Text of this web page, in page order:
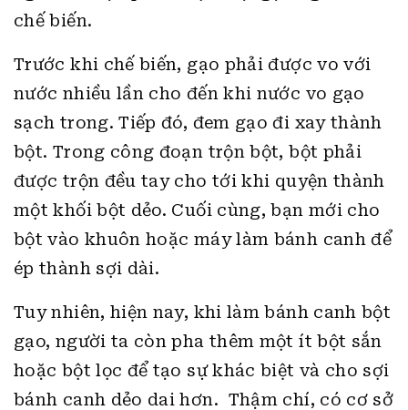
chế biến.
Trước khi chế biến, gạo phải được vo với
nước nhiều lần cho đến khi nước vo gạo
sạch trong. Tiếp đó, đem gạo đi xay thành
bột. Trong công đoạn trộn bột, bột phải
được trộn đều tay cho tới khi quyện thành
một khối bột dẻo. Cuối cùng, bạn mới cho
bột vào khuôn hoặc máy làm bánh canh để
ép thành sợi dài.
Tuy nhiên, hiện nay, khi làm bánh canh bột
gạo, người ta còn pha thêm một ít bột sắn
hoặc bột lọc để tạo sự khác biệt và cho sợi
bánh canh dẻo dai hơn. Thậm chí, có cơ sở